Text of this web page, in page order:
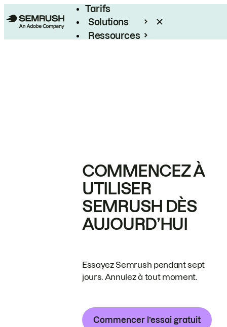
Tarifs
Solutions
Ressources
COMMENCEZ À
UTILISER
SEMRUSH DÈS
AUJOURD’HUI
Essayez Semrush pendant sept
jours. Annulez à tout moment.
Commencer l’essai gratuit